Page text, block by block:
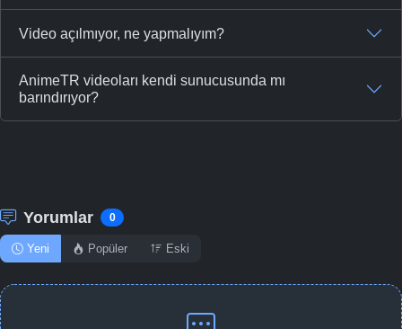
Video açılmıyor, ne yapmalıyım?
AnimeTR videoları kendi sunucusunda mı
barındırıyor?
Yorumlar 0
Yeni Popüler Eski